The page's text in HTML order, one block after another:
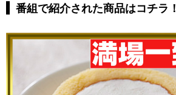
番組で紹介された商品はコチラ！